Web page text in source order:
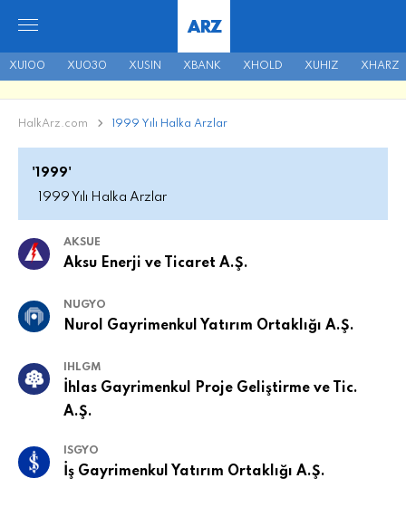
XU100 XU030 XUSIN XBANK XHOLD XUHIZ XHARZ
ARZ
HalkArz.com 1999 Yılı Halka Arzlar
'1999'
1999 Yılı Halka Arzlar
AKSUE
Aksu Enerji ve Ticaret A.Ş.
NUGYO
Nurol Gayrimenkul Yatırım Ortaklığı A.Ş.
IHLGM
İhlas Gayrimenkul Proje Geliştirme ve Tic.
A.Ş.
ISGYO
İş Gayrimenkul Yatırım Ortaklığı A.Ş.